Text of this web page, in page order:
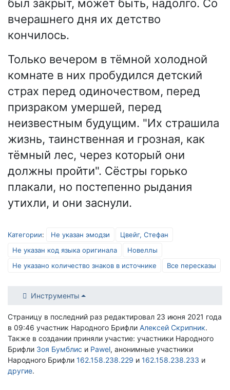
был закрыт, может быть, надолго. Со
вчерашнего дня их детство
кончилось.
Только вечером в тёмной холодной
комнате в них пробудился детский
страх перед одиночеством, перед
призраком умершей, перед
неизвестным будущим. "Их страшила
жизнь, таинственная и грозная, как
тёмный лес, через который они
должны пройти". Сёстры горько
плакали, но постепенно рыдания
утихли, и они заснули.
Категории: Не указан эмодзи
Цвейг, Стефан
Не указан код языка оригинала
Новеллы
Не указано количество знаков в источнике
Все пересказы
Инструменты
Страницу в последний раз редактировал 23 июня 2021 года
в 09:46 участник Народного Брифли Алексей Скрипник.
Также в создании приняли участие: участники Народного
Брифли Зоя Бумблис и Pawel, анонимные участники
Народного Брифли 162.158.238.229 и 162.158.238.233 и
другие.